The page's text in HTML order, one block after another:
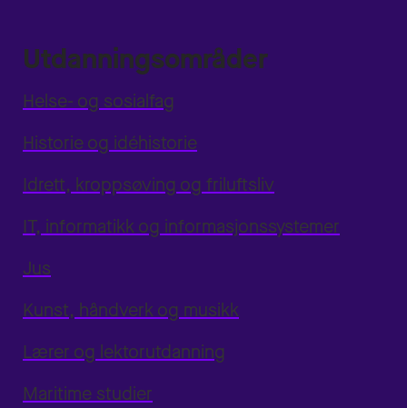
Utdanningsområder
Helse- og sosialfag
Historie og idéhistorie
Idrett, kroppsøving og friluftsliv
IT, informatikk og informasjonssystemer
Jus
Kunst, håndverk og musikk
Lærer og lektorutdanning
Maritime studier